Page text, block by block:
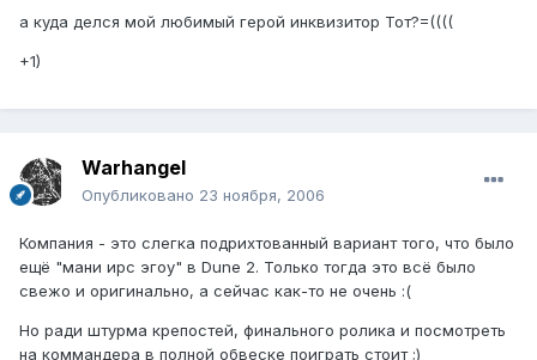
а куда делся мой любимый герой инквизитор Тот?=((((
+1)
Warhangel
Опубликовано 23 ноября, 2006
Компания - это слегка подрихтованный вариант того, что было
ещё "мани ирс эгоу" в Dune 2. Только тогда это всё было
свежо и оригинально, а сейчас как-то не очень :(
Но ради штурма крепостей, финального ролика и посмотреть
на коммандера в полной обвеске поиграть стоит ;)